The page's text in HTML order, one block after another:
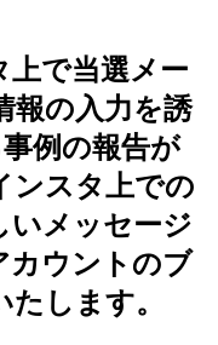
で当選メー
報の入力を誘
例の報告が
ンスタ上での
いメッセージ
カウントのブ
します。